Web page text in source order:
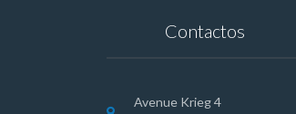
Contactos
Avenue Krieg 4